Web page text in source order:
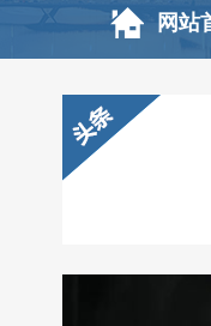
网站